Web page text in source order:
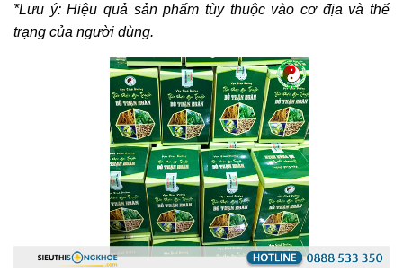
*Lưu ý: Hiệu quả sản phẩm tùy thuộc vào cơ địa và thể
trạng của người dùng.